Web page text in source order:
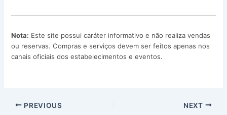
Nota: Este site possui caráter informativo e não realiza vendas
ou reservas. Compras e serviços devem ser feitos apenas nos
canais oficiais dos estabelecimentos e eventos.
PREVIOUS NEXT